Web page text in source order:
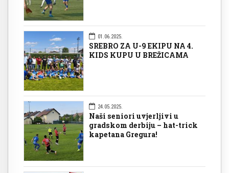
01.06.2025.
SREBRO ZA U-9 EKIPU NA 4.
KIDS KUPU U BREŽICAMA
24.05.2025.
Naši seniori uvjerljivi u
gradskom derbiju – hat-trick
kapetana Gregura!